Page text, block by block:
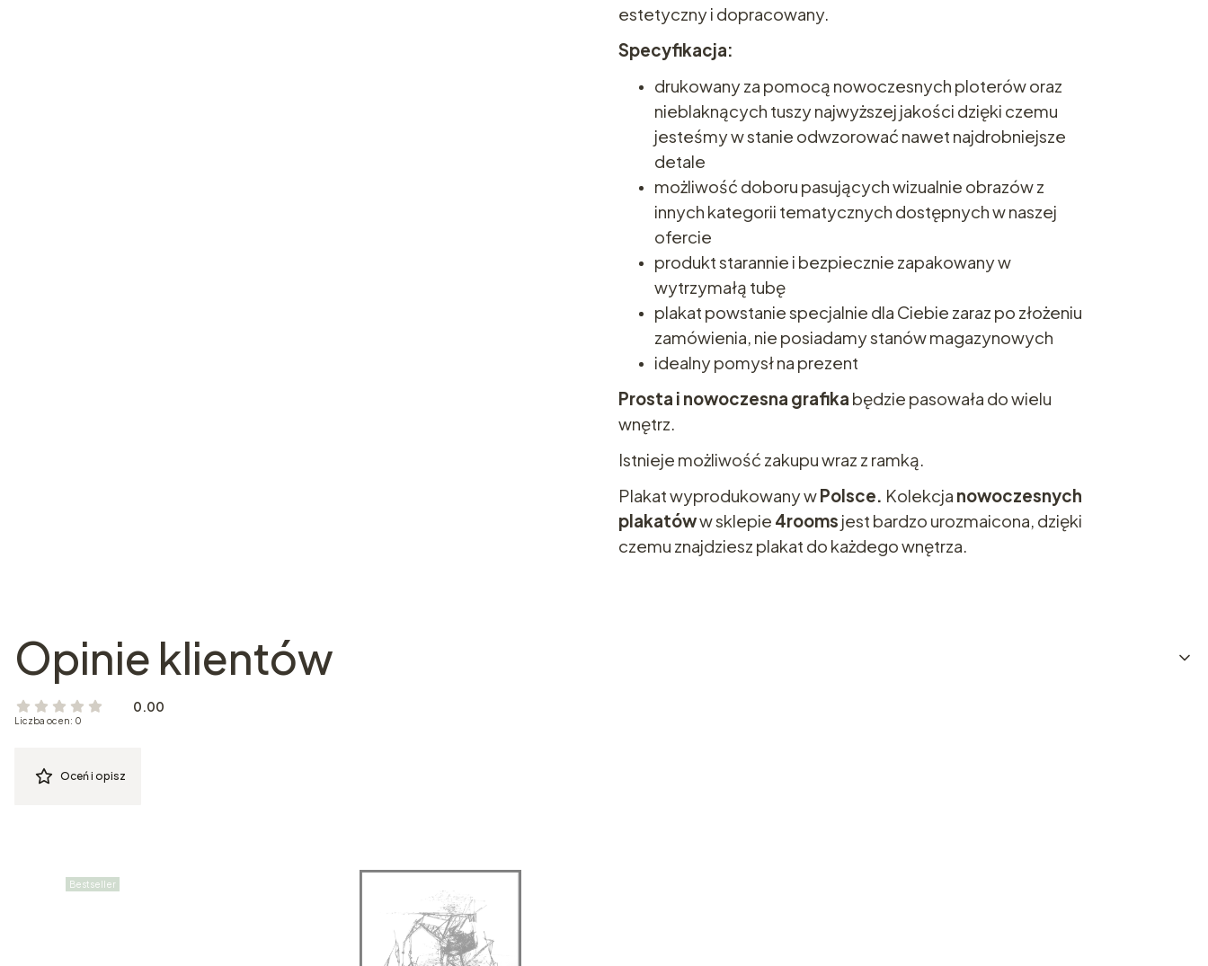
estetyczny i dopracowany.
Specyfikacja:
drukowany za pomocą nowoczesnych ploterów oraz
nieblaknących tuszy najwyższej jakości dzięki czemu
jesteśmy w stanie odwzorować nawet najdrobniejsze
detale
możliwość doboru pasujących wizualnie obrazów z
innych kategorii tematycznych dostępnych w naszej
ofercie
produkt starannie i bezpiecznie zapakowany w
wytrzymałą tubę
plakat powstanie specjalnie dla Ciebie zaraz po złożeniu
zamówienia, nie posiadamy stanów magazynowych
idealny pomysł na prezent
Prosta i nowoczesna grafika będzie pasowała do wielu
wnętrz.
Istnieje możliwość zakupu wraz z ramką.
Plakat wyprodukowany wPolsce. Kolekcja nowoczesnych
plakatóww sklepie 4rooms jest bardzo urozmaicona, dzięki
czemu znajdziesz plakat do każdego wnętrza.
Opinie klientów
0.00
Liczba ocen: 0
Oceń i opisz
Bestseller